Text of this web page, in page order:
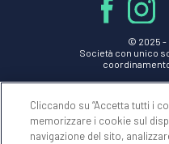
© 2025 -
Società con unico
n Licenza
REA 70077 -
Cap.Soc.
Cliccando su “Accetta tutti i
memorizzare i cookie sul
navigazione del sito,